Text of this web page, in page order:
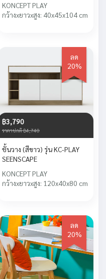
KONCEPT PLAY
กว้างxยาวxสูง: 40x45x104 cm
ลด
20%
฿3,790
ราคาปกติ ฿4,740
ชั้นวาง (สีขาว) รุ่น KC-PLAY
SEENSCAPE
KONCEPT PLAY
กว้างxยาวxสูง: 120x40x80 cm
ลด
20%